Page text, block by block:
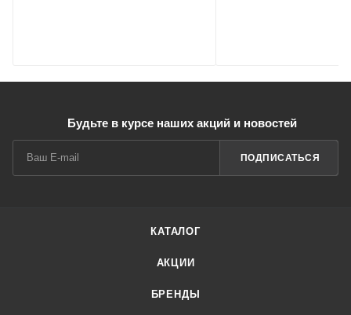
Будьте в курсе наших акций и новостей
ПОДПИСАТЬСЯ
КАТАЛОГ
АКЦИИ
БРЕНДЫ